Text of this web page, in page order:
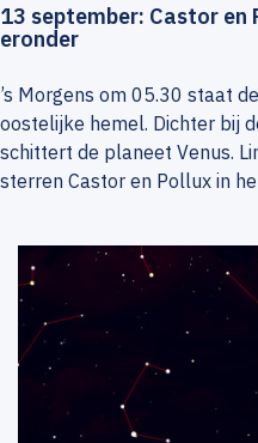
13 september: Castor en
eronder
’s Morgens om 05.30 staat
oostelijke hemel. Dichter bij
schittert de planeet Venus.
sterren Castor en Pollux in